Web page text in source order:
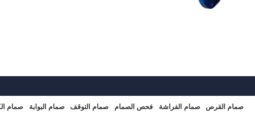
صمام صمام البوابة صمام التوقف فحص الصمام صمام الفراشة صمام القرص